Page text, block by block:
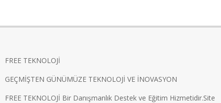
FREE TEKNOLOJİ
GEÇMİŞTEN GÜNÜMÜZE TEKNOLOJİ VE İNOVASYON
FREE TEKNOLOJİ Bir Danışmanlık Destek ve Eğitim Hizmetidir.Site